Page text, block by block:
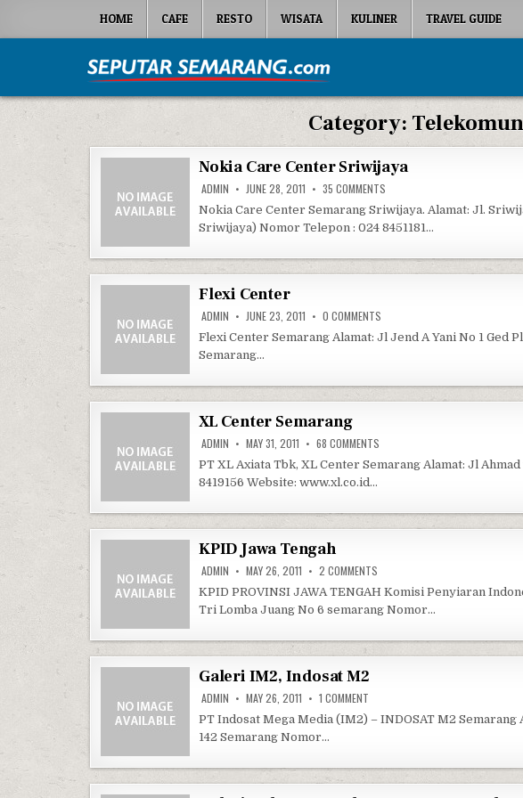
HOME CAFE RESTO WISATA KULINER TRAVEL GUIDE
Seputar Semarang
Category:
Nokia Care Center Sriwijaya
ADMIN JUNE 28, 2011 35 COMMENTS
Nokia Care Center Semarang Sriwijaya. Alamat: Jl.
Sriwijaya) Nomor Telepon : 024 8451181…
Flexi Center
ADMIN JUNE 23, 2011 0 COMMENTS
Flexi Center Semarang Alamat: Jl Jend A Yani No 1 Ged
Semarang…
XL Center Semarang
ADMIN MAY 31, 2011 68 COMMENTS
PT XL Axiata Tbk, XL Center Semarang Alamat: Jl
8419156 Website: www.xl.co.id…
KPID Jawa Tengah
ADMIN MAY 26, 2011 2 COMMENTS
KPID PROVINSI JAWA TENGAH Komisi Penyiaran
Tri Lomba Juang No 6 semarang Nomor…
Galeri IM2, Indosat M2
ADMIN MAY 26, 2011 1 COMMENT
PT Indosat Mega Media (IM2) – INDOSAT M2 Semarang
142 Semarang Nomor…